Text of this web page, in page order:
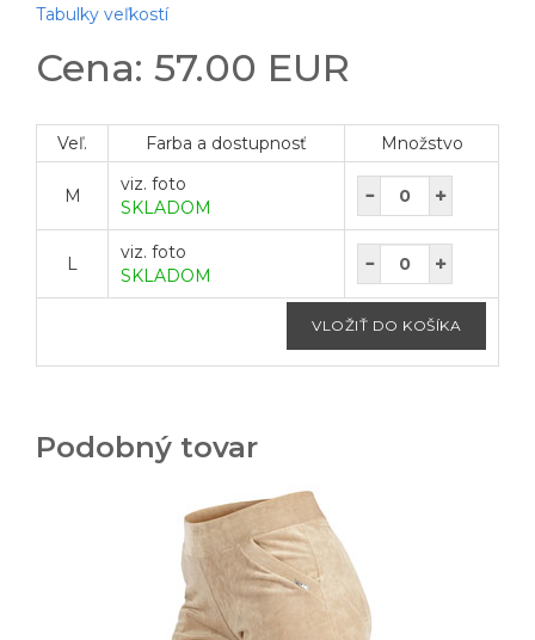
Tabulky veľkostí
Cena: 57.00 EUR
Veľ. Farba a dostupnosť Množstvo
M
viz. foto
SKLADOM
L
viz. foto
SKLADOM
Podobný tovar